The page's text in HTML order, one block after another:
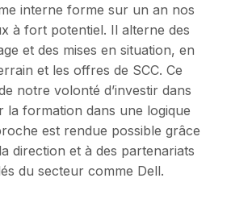
interne forme sur un an nos
à fort potentiel. Il alterne des
et des mises en situation, en
et les offres de SCC. Ce
notre volonté d’investir dans
la formation dans une logique
est rendue possible grâce
direction et à des partenariats
du secteur comme Dell.